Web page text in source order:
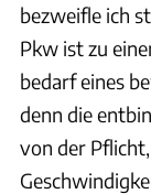
bezweifle ich
Pkw ist zu
bedarf eines
denn die
von der